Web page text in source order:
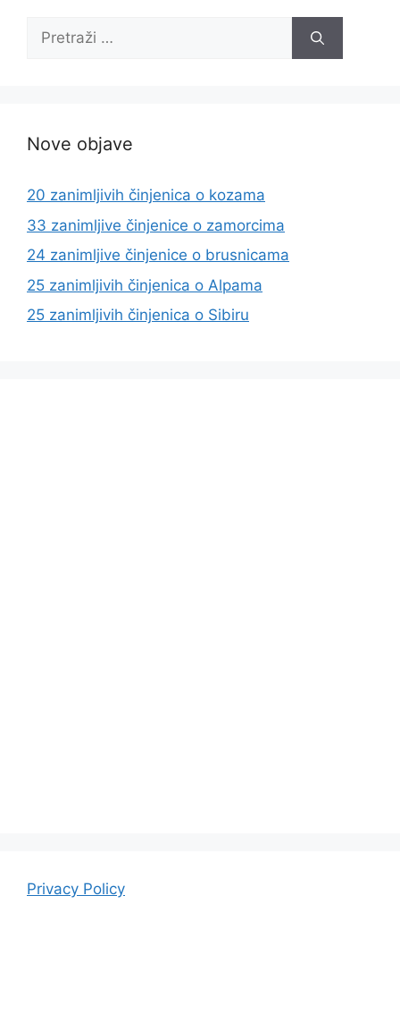
Pretraži:
Nove objave
20 zanimljivih činjenica o kozama
33 zanimljive činjenice o zamorcima
24 zanimljive činjenice o brusnicama
25 zanimljivih činjenica o Alpama
25 zanimljivih činjenica o Sibiru
Privacy Policy